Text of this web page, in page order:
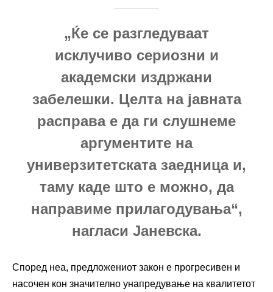
„Ќе се разгледуваат
исклучиво сериозни и
академски издржани
забелешки. Целта на јавната
расправа е да ги слушнеме
аргументите на
универзитетската заедница и,
таму каде што е можно, да
направиме прилагодувања“,
нагласи Јаневска.
Според неа, предложениот закон е прогресивен и
насочен кон значително унапредување на квалитетот